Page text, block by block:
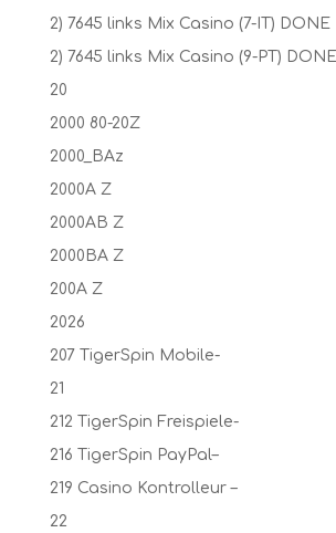
2) 7645 links Mix Casino (7-IT) DONE
2) 7645 links Mix Casino (9-PT) DONE
20
2000 80-20Z
2000_BAz
2000A Z
2000AB Z
2000BA Z
200A Z
2026
207 TigerSpin Mobile-
21
212 TigerSpin Freispiele-
216 TigerSpin PayPal–
219 Casino Kontrolleur –
22